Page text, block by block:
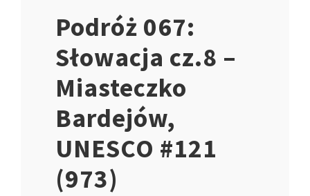
Podróż 067:
Słowacja cz.8 –
Miasteczko
Bardejów,
UNESCO #121
(973)